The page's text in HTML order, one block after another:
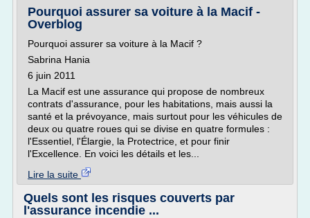
Pourquoi assurer sa voiture à la Macif -
Overblog
Pourquoi assurer sa voiture à la Macif ?
Sabrina Hania
6 juin 2011
La Macif est une assurance qui propose de nombreux
contrats d'assurance, pour les habitations, mais aussi la
santé et la prévoyance, mais surtout pour les véhicules de
deux ou quatre roues qui se divise en quatre formules :
l'Essentiel, l'Élargie, la Protectrice, et pour finir
l'Excellence. En voici les détails et les...
Lire la suite
Quels sont les risques couverts par
l'assurance incendie ...